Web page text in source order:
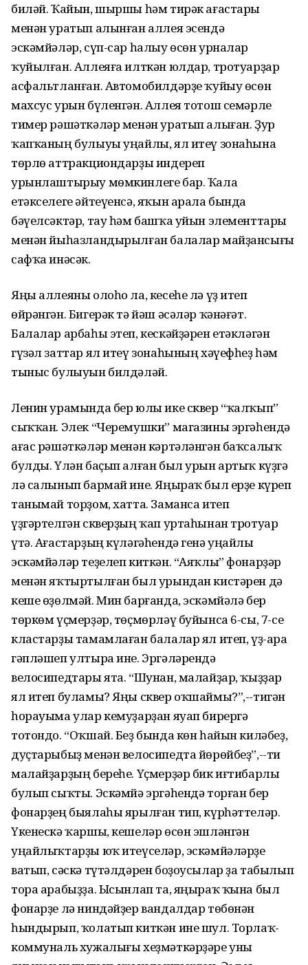
биләй. Ҡайын, шыршы һәм тирәк ағастары
менән уратып алынған аллея эсендә
эскәмйәләр, сүп-сар һалыу өсөн урналар
ҡуйылған. Аллеяға илткән юлдар, тротуарҙар
асфальтланған. Автомобилдәрҙе ҡуйыу өсөн
махсус урын бүленгән. Аллея тотош семәрле
тимер рәшәткәләр менән уратып алыған. Ҙур
ҡапҡаның булыуы уңайлы, ял итеү зонаһына
төрлө аттракциондарҙы индереп
урынлаштырыу мөмкинлеге бар. Ҡала
етәкселеге әйтеүенсә, яҡын арала бында
бәүелсәктәр, тау һәм башҡа уйын элементтары
менән йыһазландырылған балалар майҙансығы
сафҡа инәсәк.
Яңы аллеяны олоһо ла, кесеһе лә үҙ итеп
өйрәнгән. Бигерәк тә йәш әсәләр ҡәнәғәт.
Балалар арбаһы этеп, кескәйҙәрен етәкләгән
гүзәл заттар ял итеү зонаһының хәүефһеҙ һәм
тыныс булыуын билдәләй.
Ленин урамында бер юлы ике сквер “ҡалҡып”
сыҡҡан. Элек “Черемушки” магазины эргәһендә
ағас рәшәткәләр менән кәртәләнгән баҡсалыҡ
булды. Үлән баҫып алған был урын артыҡ күҙгә
лә салынып бармай ине. Яңыраҡ был ерҙе күреп
танымай торҙом, хатта. Заманса итеп
үҙгәртелгән скверҙың ҡап уртаһынан тротуар
үтә. Ағастарҙың күләгәһендә генә уңайлы
эскәмйәләр теҙелеп киткән. “Аяҡлы” фонарҙәр
менән яҡтыртылған был урындан кистәрен дә
кеше өҙөлмәй. Мин барғанда, эскәмйәлә бер
төркөм үҫмерҙәр, төҫмөрләү буйынса 6-сы, 7-се
кластарҙы тамамлаған балалар ял итеп, үҙ-ара
гәпләшеп ултыра ине. Эргәләрендә
велосипедтары ята. “Шунан, малайҙар, ҡыҙҙар
ял итеп буламы? Яңы сквер оҡшаймы?”,--тигән
һорауыма улар кемуҙарҙан яуап бирергә
тотондо. “Оҡшай. Беҙ бында көн һайын киләбеҙ,
дуҫтарыбыҙ менән велосипедта йөрөйбеҙ”,--ти
малайҙарҙың береһе. Үҫмерҙәр бик иғтибарлы
булып сыҡты. Эскәмйә эргәһендә торған бер
фонарҙең быялаһы ярылған тип, күрһәттеләр.
Үкенескә ҡаршы, кешеләр өсөн эшләнгән
уңайлыҡтарҙы юҡ итеүселәр, эскәмйәләрҙе
ватып, сәскә түтәлдәрен боҙоусылар ҙа табылып
тора арабыҙҙа. Ысынлап та, яңыраҡ ҡына был
фонарҙе лә ниндәйҙер вандалдар төбөнән
һындырып, ҡолатып киткән ине шул. Торлаҡ-
коммуналь хужалығы хеҙмәткәрҙәре уны